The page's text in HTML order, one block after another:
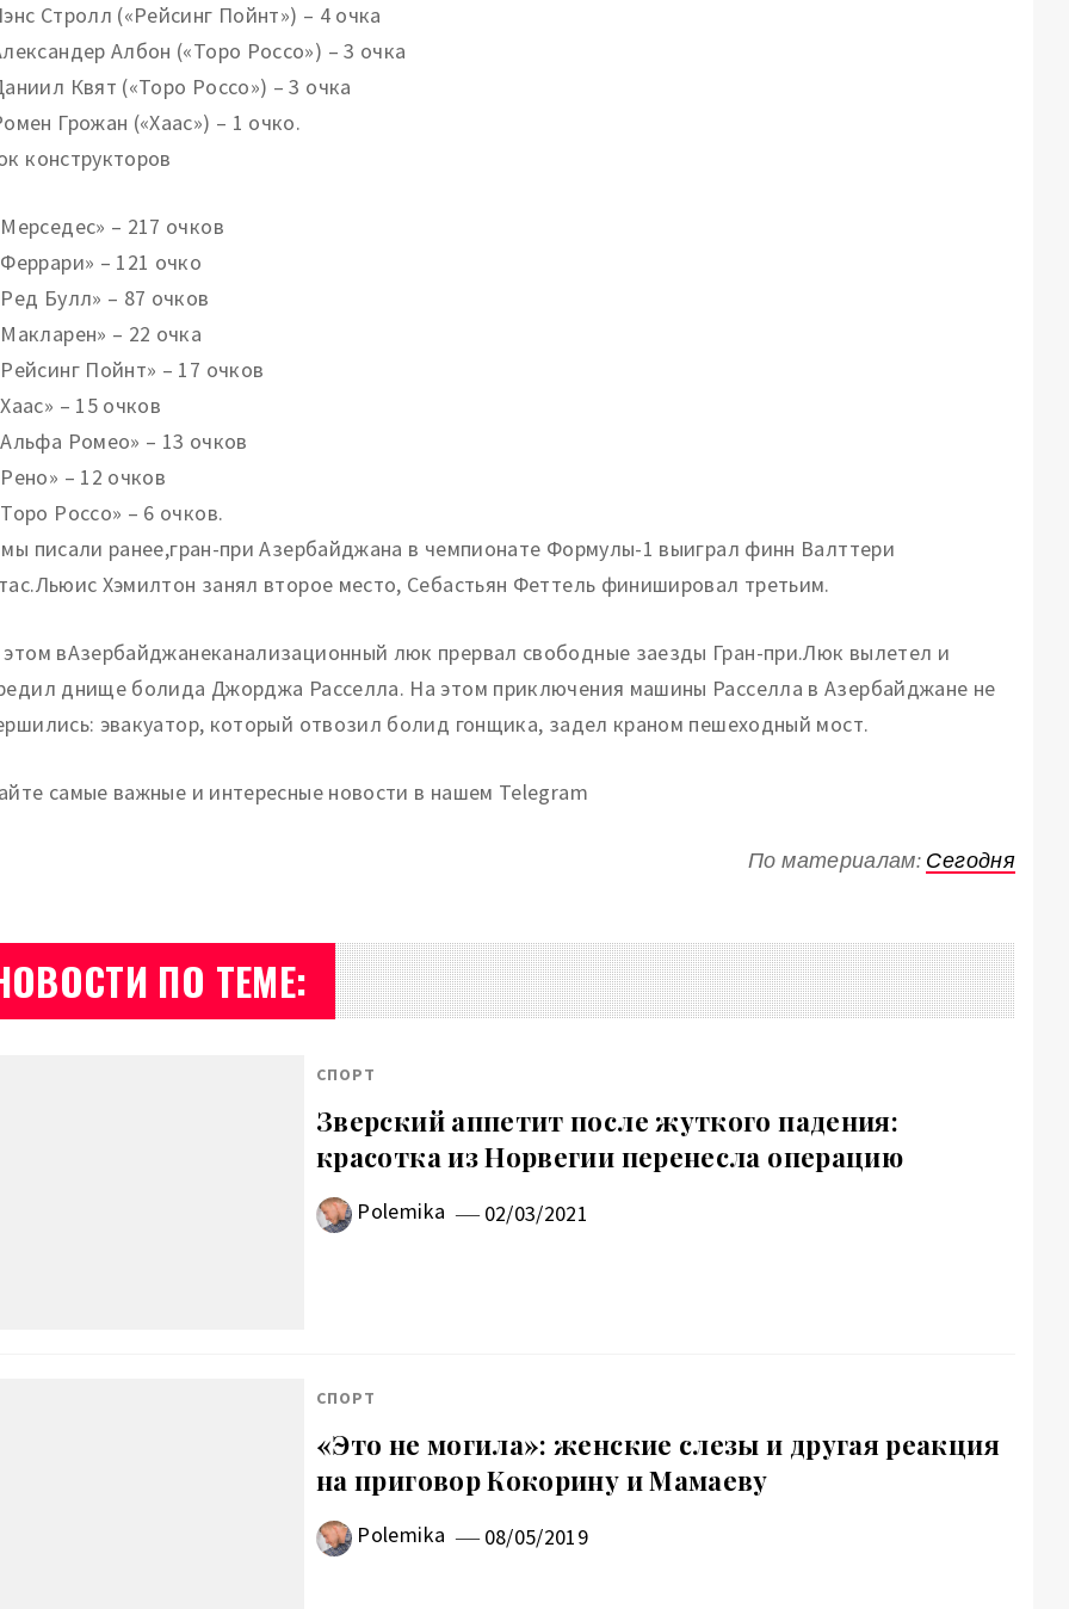
Стролл («Рейсинг Пойнт») – 4 очка
Албон («Торо Россо») – 3 очка
Квят («Торо Россо») – 3 очка
Грожан («Хаас») – 1 очко.
конструкторов
– 217 очков
– 121 очко
Булл» – 87 очков
– 22 очка
Пойнт» – 17 очков
– 15 очков
Ромео» – 13 очков
– 12 очков
Россо» – 6 очков.
писали ранее,гран-при Азербайджана в чемпионате Формулы-1 выиграл финн Валттери
Хэмилтон занял второе место, Себастьян Феттель финишировал третьим.
вАзербайджанеканализационный люк прервал свободные заезды Гран-при.Люк вылетел и
днище болида Джорджа Расселла. На этом приключения машины Расселла в Азербайджане не
эвакуатор, который отвозил болид гонщика, задел краном пешеходный мост.
самые важные и интересные новости в нашем Telegram
По материалам: Сегодня
ПО ТЕМЕ:
СПОРТ
Зверский аппетит после жуткого падения:
красотка из Норвегии перенесла операцию
Polemika 02/03/2021
СПОРТ
«Это не могила»: женские слезы и другая реакция
на приговор Кокорину и Мамаеву
Polemika 08/05/2019